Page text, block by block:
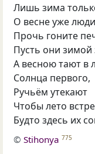
Лишь зима
О весне уже
Прочь гоните
Пусть они
А весною тают в
Солнца первого,
Ручьём утекают
Чтобы лето
Будто здесь их
©Stihonya 775